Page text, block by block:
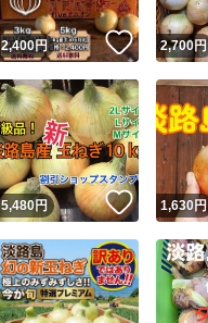
2,400円 いいね！
2,700円
5,480円 いいね！
1,630円